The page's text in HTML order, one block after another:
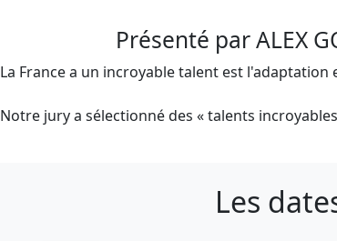
Présenté par ALEX
La France a un incroyable talent est
Notre jury a sélectionné des « talents
Les